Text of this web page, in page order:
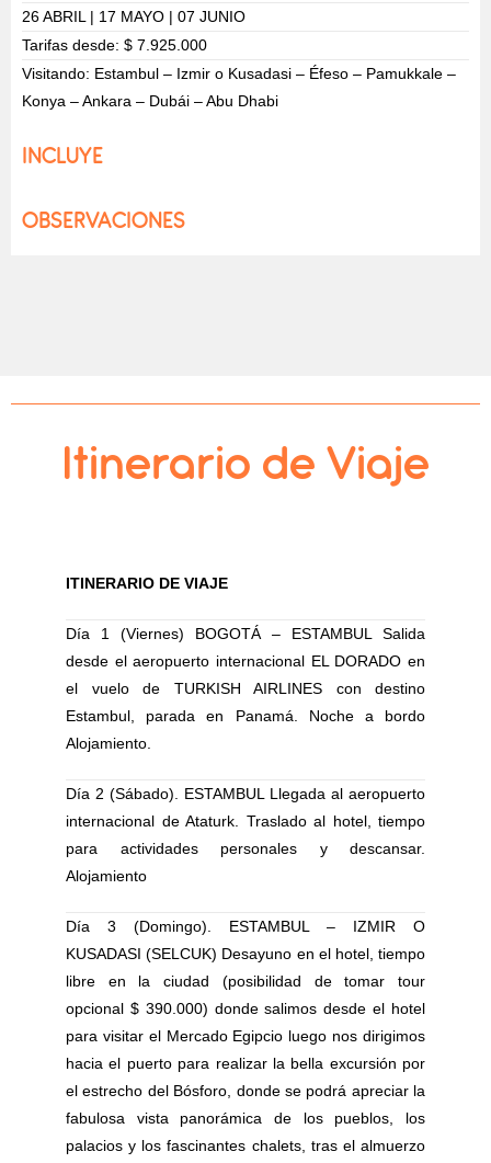
26 ABRIL | 17 MAYO | 07 JUNIO
Tarifas desde: $ 7.925.000
Visitando: Estambul – Izmir o Kusadasi – Éfeso – Pamukkale –
Konya – Ankara – Dubái – Abu Dhabi
INCLUYE
OBSERVACIONES
Itinerario de Viaje
ITINERARIO DE VIAJE
Día 1 (Viernes) BOGOTÁ – ESTAMBUL Salida
desde el aeropuerto internacional EL DORADO en
el vuelo de TURKISH AIRLINES con destino
Estambul, parada en Panamá. Noche a bordo
Alojamiento.
Día 2 (Sábado). ESTAMBUL Llegada al aeropuerto
internacional de Ataturk. Traslado al hotel, tiempo
para actividades personales y descansar.
Alojamiento
Día 3 (Domingo). ESTAMBUL – IZMIR O
KUSADASI (SELCUK) Desayuno en el hotel, tiempo
libre en la ciudad (posibilidad de tomar tour
opcional $ 390.000) donde salimos desde el hotel
para visitar el Mercado Egipcio luego nos dirigimos
hacia el puerto para realizar la bella excursión por
el estrecho del Bósforo, donde se podrá apreciar la
fabulosa vista panorámica de los pueblos, los
palacios y los fascinantes chalets, tras el almuerzo